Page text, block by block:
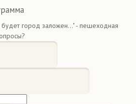
будет город заложен..." - пешеходная